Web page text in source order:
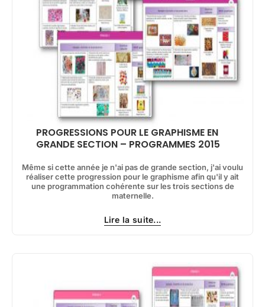
PROGRESSIONS POUR LE GRAPHISME EN
GRANDE SECTION – PROGRAMMES 2015
Même si cette année je n'ai pas de grande section, j'ai voulu
réaliser cette progression pour le graphisme afin qu'il y ait
une programmation cohérente sur les trois sections de
maternelle.
Lire la suite...